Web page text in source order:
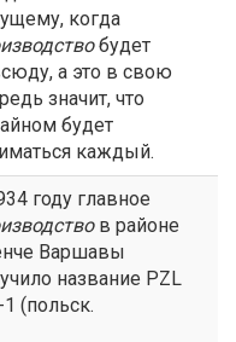
когда
будет
а это в свою
значит, что
будет
каждый.
году главное
в районе
Варшавы
название PZL
(польск.